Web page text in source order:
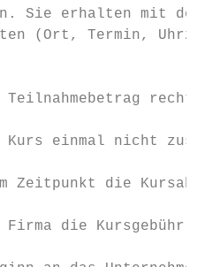
Sie erhalten mit der
(Ort, Termin,
Teil­nahmebetrag
einmal nicht
Zeitpunkt die
die Kursgebühr,